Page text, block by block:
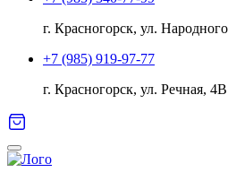
г. Красногорск, ул.
+7 (985) 919-97-77
г. Красногорск, ул. Речная, 4В